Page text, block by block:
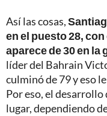
Así las cosas,
en el puesto 28,
aparece de 30 en la
líder del Bahrain
culminó de 79 y eso
Por eso, el desarrollo
lugar, dependiendo